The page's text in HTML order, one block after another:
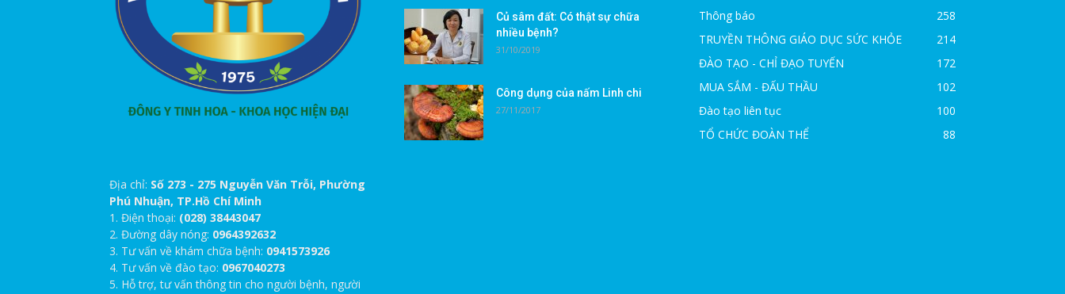
Địa chỉ: Số 273 - 275 Nguyễn Văn Trỗi, Phường
Phú Nhuận, TP.Hồ Chí Minh
1. Điện thoại: (028) 38443047
2. Đường dây nóng: 0964392632
3. Tư vấn về khám chữa bệnh: 0941573926
4. Tư vấn về đào tạo: 0967040273
5. Hỗ trợ, tư vấn thông tin cho người bệnh, người
Củ sâm đất: Có thật sự chữa
nhiều bệnh?
31/10/2019
Công dụng của nấm Linh chi
27/11/2017
Thông báo
258
TRUYỀN THÔNG GIÁO DỤC SỨC KHỎE
214
ĐÀO TẠO - CHỈ ĐẠO TUYẾN
172
MUA SẮM - ĐẤU THẦU
102
Đào tạo liên tục
100
TỔ CHỨC ĐOÀN THỂ
88